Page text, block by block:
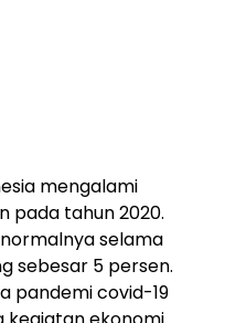
mengalami
pada tahun 2020.
selama
sebesar 5 persen.
pandemi covid-19